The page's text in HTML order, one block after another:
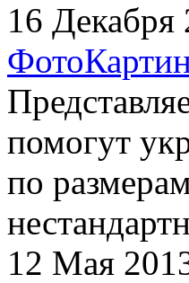
16 Декабря
помогут
по
12 Мая